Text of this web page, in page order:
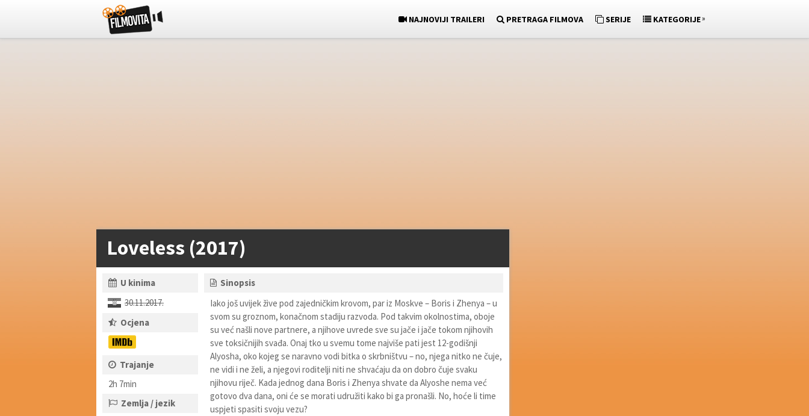
NAJNOVIJI TRAILERI PRETRAGA FILMOVA SERIJE KATEGORIJE»
Loveless (2017)
U kinima
30.11.2017.
Ocjena
Trajanje
2h 7min
Zemlja / jezik
Sinopsis
Iako još uvijek žive pod zajedničkim krovom, par iz Moskve – Boris i Zhenya – u
svom su groznom, konačnom stadiju razvoda. Pod takvim okolnostima, oboje
su već našli nove partnere, a njihove uvrede sve su jače i jače tokom njihovih
sve toksičnijih svađa. Onaj tko u svemu tome najviše pati jest 12-godišnji
Alyosha, oko kojeg se naravno vodi bitka o skrbništvu – no, njega nitko ne čuje,
ne vidi i ne želi, a njegovi roditelji niti ne shvaćaju da on dobro čuje svaku
njihovu riječ. Kada jednog dana Boris i Zhenya shvate da Alyoshe nema već
gotovo dva dana, oni će se morati udružiti kako bi ga pronašli. No, hoće li time
uspjeti spasiti svoju vezu?